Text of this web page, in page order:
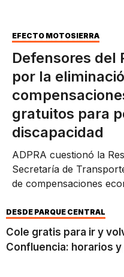
EFECTO MOTOSIERRA
Defensores del
por la
gratuitos para
discapacidad
ADPRA cuestionó la
Secretaría de
de compensaciones
efectivas para
gratuidad de pasajes
discapacidad,
DESDE PARQUE CENTRAL
Cole gratis para ir y
Confluencia: horarios